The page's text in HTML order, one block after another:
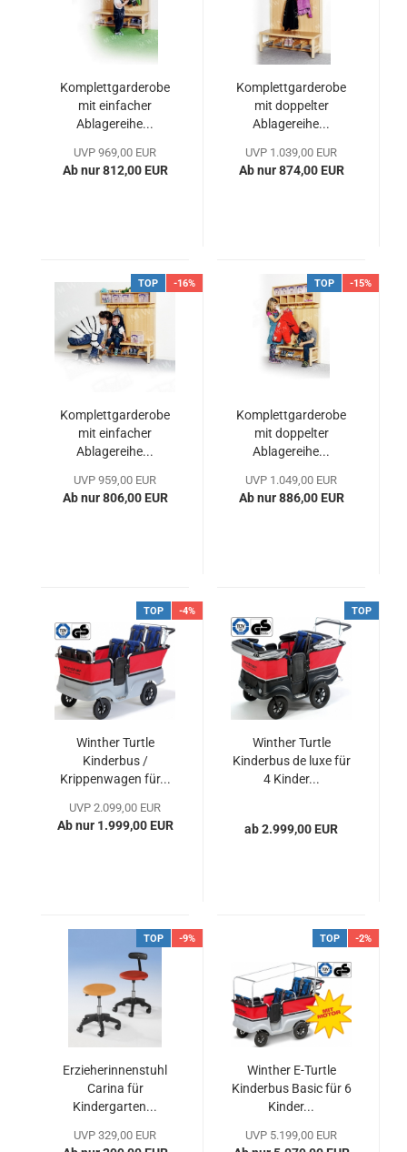
Komplettgarderobe
mit einfacher
Ablagereihe...
UVP 969,00 EUR
Ab nur 812,00 EUR
Komplettgarderobe
mit doppelter
Ablagereihe...
UVP 1.039,00 EUR
Ab nur 874,00 EUR
TOP -16%
Komplettgarderobe
mit einfacher
Ablagereihe...
UVP 959,00 EUR
Ab nur 806,00 EUR
TOP -15%
Komplettgarderobe
mit doppelter
Ablagereihe...
UVP 1.049,00 EUR
Ab nur 886,00 EUR
TOP -4%
Winther Turtle
Kinderbus /
Krippenwagen für...
UVP 2.099,00 EUR
Ab nur 1.999,00 EUR
TOP
Winther Turtle
Kinderbus de luxe für
4 Kinder...
ab 2.999,00 EUR
TOP -9%
Erzieherinnenstuhl
Carina für
Kindergarten...
UVP 329,00 EUR
TOP -2%
Winther E-Turtle
Kinderbus Basic für 6
Kinder...
UVP 5.199,00 EUR